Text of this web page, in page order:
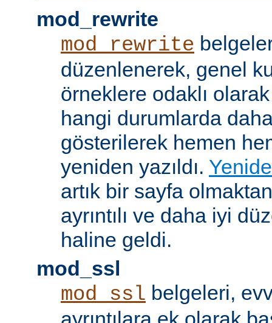
mod_rewrite
mod_rewrite
düzenlenerek, genel
örneklere odaklı
hangi durumlarda
gösterilerek hemen
yeniden yazıldı.
artık bir sayfa
ayrıntılı ve daha iyi
haline geldi.
mod_ssl
mod_ssl belgeleri,